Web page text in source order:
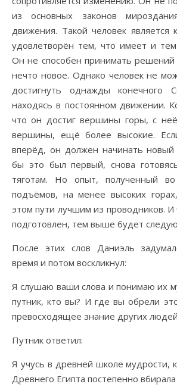
из основных законов
движения. Такой человек является
удовлетворён тем, что имеет и
Он не способен принимать
нечто новое. Однако человек не
достигнуть однажды конечного
находясь в постоянном движении.
что он достиг вершины горы, с
вершины, ещё более высокие.
вперёд, он должен начинать новый
бы это был первый, снова
тяготам. Но опыт, полученный
подъёмов, на менее высоких
этом пути лучшим из проводников.
подготовлен, тем выше будет
После этих слов Даниэль
время и потом воскликнул:
Я слушаю ваши слова и понимаю их
путник, кто вы? И где вы обрели
превосходящее знание других
Путник ответил:
Я учусь в древней школе мудрости,
Древнего Египта постепенно